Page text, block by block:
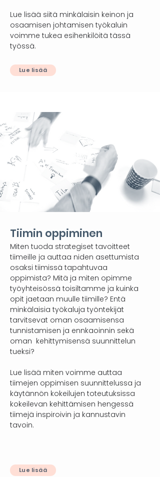
Lue lisää siitä minkälaisin keinon ja
osaamisen johtamisen työkaluin
voimme tukea esihenkilöitä tässä
työssä.
Lue lisää
Tiimin oppiminen
Miten tuoda strategiset tavoitteet
tiimeille ja auttaa niden asettumista
osaksi tiimissä tapahtuvaa
oppimista? Mitä ja miten opimme
työyhteisössä toisiltamme ja kuinka
opit jaetaan muulle tiimille? Entä
minkälaisia työkaluja työntekijät
tarvitsevat oman osaamisensa
tunnistamisen ja ennkaoinnin sekä
oman kehittymisensä suunnittelun
tueksi?
Lue lisää miten voimme auttaa
tiimejen oppimisen suunnittelussa ja
käytännön kokeilujen toteutuksissa
kokeilevan kehittämisen hengessä
tiimejä inspiroivin ja kannustavin
tavoin.
Lue lisää